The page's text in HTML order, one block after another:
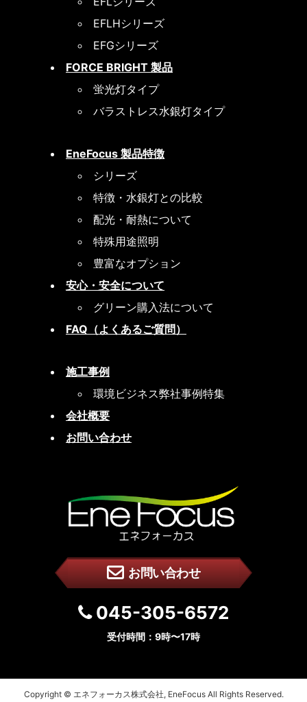
お問い合わせ
045-305-6572
受付時間：9時〜17時
EFLHシリーズ
EFGシリーズ
FORCE BRIGHT 製品
蛍光灯タイプ
バラストレス水銀灯タイプ
EneFocus 製品特徴
シリーズ
特徴・水銀灯との比較
配光・耐熱について
特殊用途照明
豊富なオプション
安心・安全について
グリーン購入法について
FAQ（よくあるご質問）
施工事例
環境ビジネス弊社事例特集
会社概要
お問い合わせ
Copyright © エネフォーカス株式会社, EneFocus All Rights Reserved.